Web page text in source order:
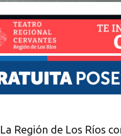
La Región de Los Ríos